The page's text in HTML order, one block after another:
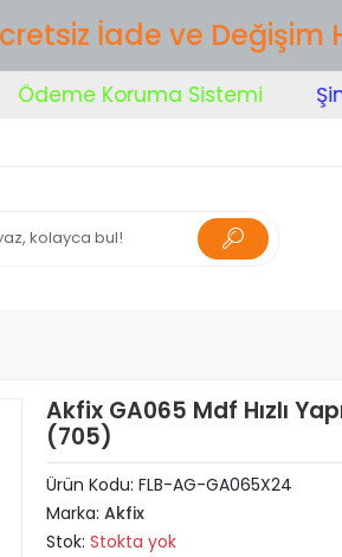
İade ve Değişim
Ödeme Koruma Sistemi
Akfix GA065 Mdf Hızlı
(705)
Ürün Kodu: FLB-AG-GA065X24
Marka: Akfix
Stok: Stokta yok